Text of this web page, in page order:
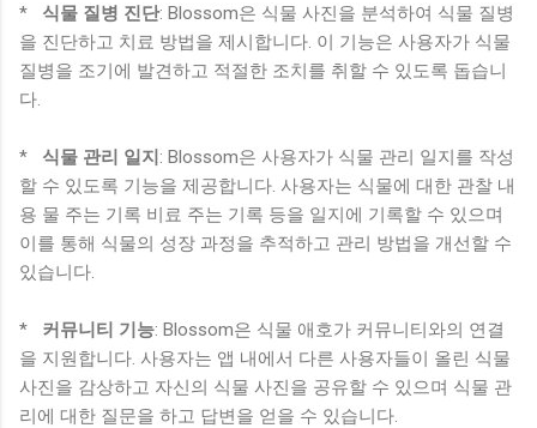
* 식물 질병 진단: Blossom은 식물 사진을 분석하여 식물 질병
을 진단하고 치료 방법을 제시합니다. 이 기능은 사용자가 식물
질병을 조기에 발견하고 적절한 조치를 취할 수 있도록 돕습니
다.
* 식물 관리 일지 : Blossom은 사용자가 식물 관리 일지를 작성
할 수 있도록 기능을 제공합니다. 사용자는 식물에 대한 관찰 내
용 물 주는 기록 비료 주는 기록 등을 일지에 기록할 수 있으며
이를 통해 식물의 성장 과정을 추적하고 관리 방법을 개선할 수
있습니다.
* 커뮤니티 기능: Blossom은 식물 애호가 커뮤니티와의 연결
을 지원합니다. 사용자는 앱 내에서 다른 사용자들이 올린 식물
사진을 감상하고 자신의 식물 사진을 공유할 수 있으며 식물 관
리에 대한 질문을 하고 답변을 얻을 수 있습니다.